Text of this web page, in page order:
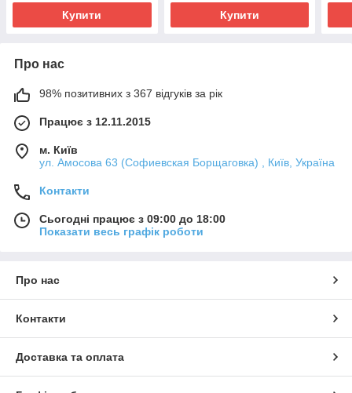
Купити Купити
Про нас
98% позитивних з 367 відгуків за рік
Працює з 12.11.2015
м. Київ
ул. Амосова 63 (Софиевская Борщаговка) , Київ, Україна
Контакти
Сьогодні працює з 09:00 до 18:00
Показати весь графік роботи
Про нас
Контакти
Доставка та оплата